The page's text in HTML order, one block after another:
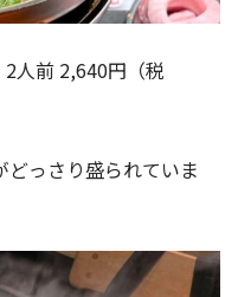
人前 2,640円（税
っさり盛られていま